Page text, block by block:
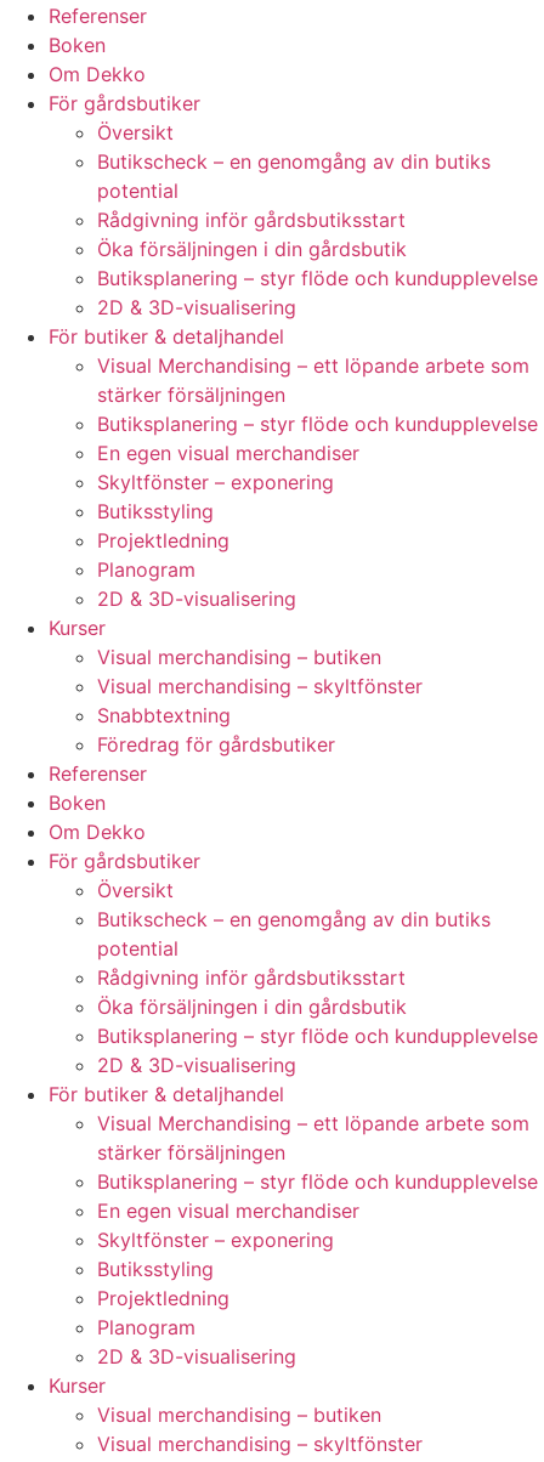
Referenser
Boken
Om Dekko
För gårdsbutiker
Översikt
Butikscheck – en genomgång av din butiks
potential
Rådgivning inför gårdsbutiksstart
Öka försäljningen i din gårdsbutik
Butiksplanering – styr flöde och kundupplevelse
2D & 3D-visualisering
För butiker & detaljhandel
Visual Merchandising – ett löpande arbete som
stärker försäljningen
Butiksplanering – styr flöde och kundupplevelse
En egen visual merchandiser
Skyltfönster – exponering
Butiksstyling
Projektledning
Planogram
2D & 3D-visualisering
Kurser
Visual merchandising – butiken
Visual merchandising – skyltfönster
Snabbtextning
Föredrag för gårdsbutiker
Referenser
Boken
Om Dekko
För gårdsbutiker
Översikt
Butikscheck – en genomgång av din butiks
potential
Rådgivning inför gårdsbutiksstart
Öka försäljningen i din gårdsbutik
Butiksplanering – styr flöde och kundupplevelse
2D & 3D-visualisering
För butiker & detaljhandel
Visual Merchandising – ett löpande arbete som
stärker försäljningen
Butiksplanering – styr flöde och kundupplevelse
En egen visual merchandiser
Skyltfönster – exponering
Butiksstyling
Projektledning
Planogram
2D & 3D-visualisering
Kurser
Visual merchandising – butiken
Visual merchandising – skyltfönster